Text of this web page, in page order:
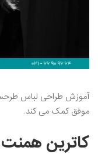
آموزش طراحی لباس
موفق کمک می کند.
کاترین همنت Katherine Hemnet